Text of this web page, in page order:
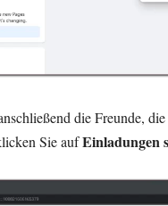
die Freunde,
Sie aufEinladungen